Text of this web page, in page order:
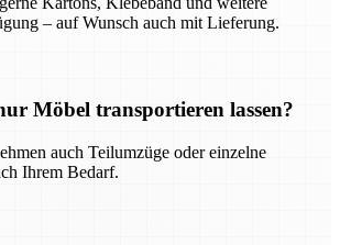
– auf Wunsch auch mit Lieferung.
Möbel transportieren lassen?
auch Teilumzüge oder einzelne
Ihrem Bedarf.